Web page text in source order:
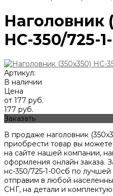
Наголовник
НС-350/725-
Артикул:
В наличии
Цена
от 177 руб.
177 руб.
Заказать
В продаже наголовник
приобрести товар вы
на сайте нашей компании,
оформления онлайн заказа.
нс-350/725-1-00сб по лучшей
отправим в любой
СНГ, на детали и